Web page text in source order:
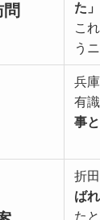
た」
こ
う
兵
有
事
折
ばれ
た